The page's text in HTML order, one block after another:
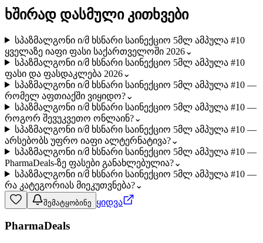
ხშირად დასმული კითხვები
სპაზმალგონი ი/მ ხსნარი საინექციო 5მლ ამპულა #10
ყველაზე იაფი ფასი საქართველოში 2026⌄
სპაზმალგონი ი/მ ხსნარი საინექციო 5მლ ამპულა #10
ფასი და ფასდაკლება 2026⌄
სპაზმალგონი ი/მ ხსნარი საინექციო 5მლ ამპულა #10 —
რომელ აფთიაქში ვიყიდო?⌄
სპაზმალგონი ი/მ ხსნარი საინექციო 5მლ ამპულა #10 —
როგორ შევუკვეთო ონლაინ?⌄
სპაზმალგონი ი/მ ხსნარი საინექციო 5მლ ამპულა #10 —
არსებობს უფრო იაფი ალტერნატივა?⌄
სპაზმალგონი ი/მ ხსნარი საინექციო 5მლ ამპულა #10 —
PharmaDeals-ზე ფასები განახლებულია?⌄
სპაზმალგონი ი/მ ხსნარი საინექციო 5მლ ამპულა #10 —
რა კატეგორიას მიეკუთვნება?⌄
შემატყობინე ყიდვა
PharmaDeals